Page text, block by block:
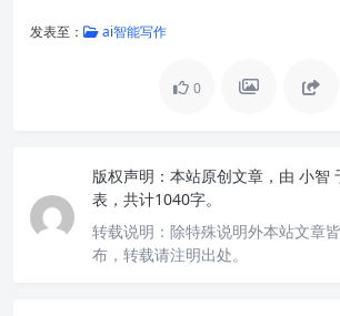
发表至： ai智能写作
0
版权声明： 本站原创文章，由 小智
表，共计1040字。
转载说明： 除特殊说明外本站文章
布，转载请注明出处。